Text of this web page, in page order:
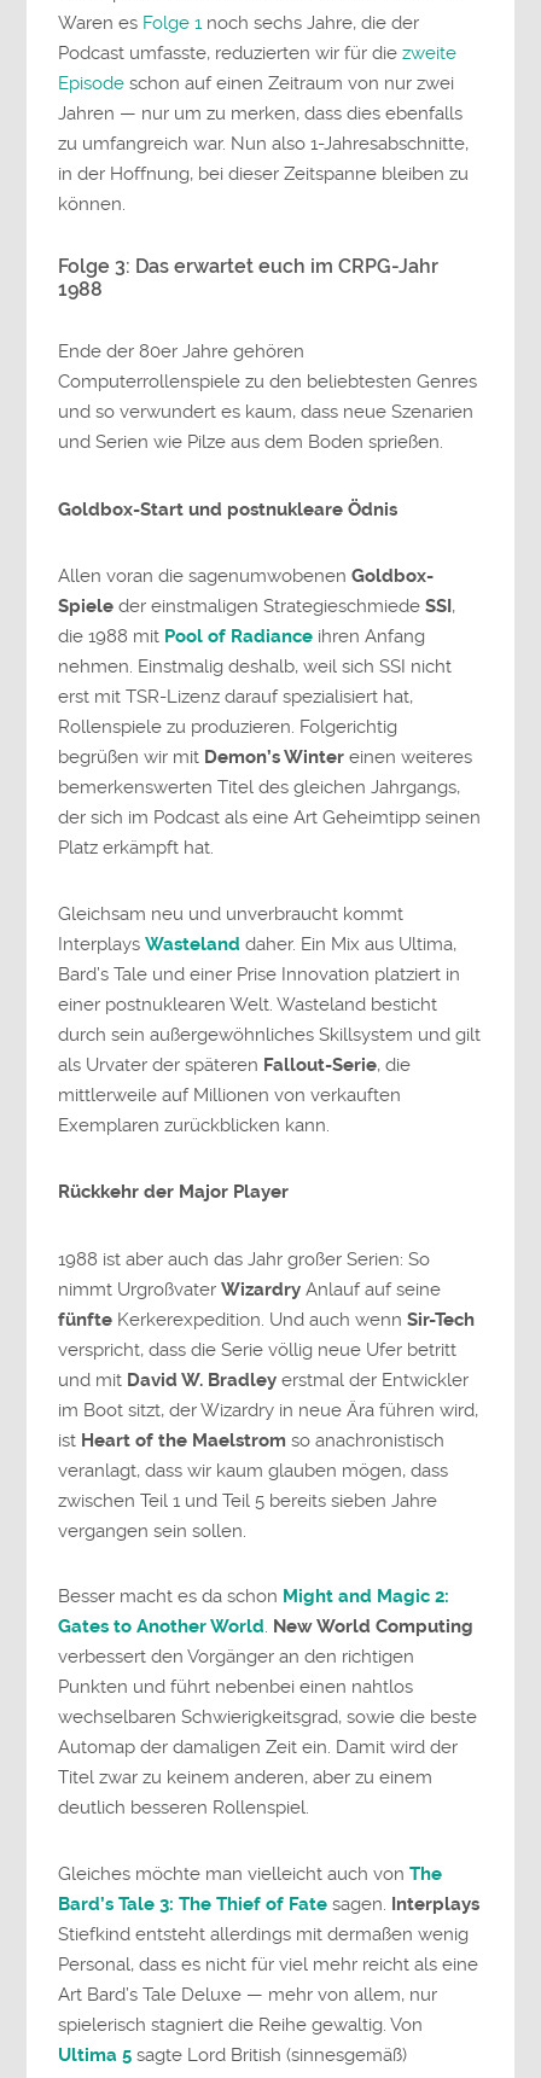
Waren es Folge 1 noch sechs Jahre, die der
Podcast umfasste, reduzierten wir für diezweite
Episode schon auf einen Zeitraum von nur zwei
Jahren — nur um zu merken, dass dies ebenfalls
zu umfangreich war. Nun also 1-Jahresabschnitte,
in der Hoffnung, bei dieser Zeitspanne bleiben zu
können.
Folge 3: Das erwartet euch im CRPG-Jahr
1988
Ende der 80er Jahre gehören
Computerrollenspiele zu den beliebtesten Genres
und so verwundert es kaum, dass neue Szenarien
und Serien wie Pilze aus dem Boden sprießen.
Goldbox-Start und postnukleare Ödnis
Allen voran die sagenumwobenenGoldbox-
Spiele der einstmaligen StrategieschmiedeSSI ,
die 1988 mit Pool of Radiance ihren Anfang
nehmen. Einstmalig deshalb, weil sich SSI nicht
erst mit TSR-Lizenz darauf spezialisiert hat,
Rollenspiele zu produzieren. Folgerichtig
begrüßen wir mit Demon’s Winter einen weiteres
bemerkenswerten Titel des gleichen Jahrgangs,
der sich im Podcast als eine Art Geheimtipp seinen
Platz erkämpft hat.
Gleichsam neu und unverbraucht kommt
InterplaysWasteland daher. Ein Mix aus Ultima,
Bard’s Tale und einer Prise Innovation platziert in
einer postnuklearen Welt. Wasteland besticht
durch sein außergewöhnliches Skillsystem und gilt
als Urvater der späteren Fallout-Serie, die
mittlerweile auf Millionen von verkauften
Exemplaren zurückblicken kann.
Rückkehr der Major Player
1988 ist aber auch das Jahr großer Serien: So
nimmt UrgroßvaterWizardry Anlauf auf seine
fünfte Kerkerexpedition. Und auch wennSir-Tech
verspricht, dass die Serie völlig neue Ufer betritt
und mit David W. Bradley erstmal der Entwickler
im Boot sitzt, der Wizardry in neue Ära führen wird,
ist Heart of the Maelstrom so anachronistisch
veranlagt, dass wir kaum glauben mögen, dass
zwischen Teil 1 und Teil 5 bereits sieben Jahre
vergangen sein sollen.
Besser macht es da schon Might and Magic 2:
Gates to Another World. New World Computing
verbessert den Vorgänger an den richtigen
Punkten und führt nebenbei einen nahtlos
wechselbaren Schwierigkeitsgrad, sowie die beste
Automap der damaligen Zeit ein. Damit wird der
Titel zwar zu keinem anderen, aber zu einem
deutlich besseren Rollenspiel.
Gleiches möchte man vielleicht auch vonThe
Bard’s Tale 3: The Thief of Fate sagen. Interplays
Stiefkind entsteht allerdings mit dermaßen wenig
Personal, dass es nicht für viel mehr reicht als eine
Art Bard’s Tale Deluxe — mehr von allem, nur
spielerisch stagniert die Reihe gewaltig. Von
Ultima 5 sagte Lord British (sinnesgemäß)